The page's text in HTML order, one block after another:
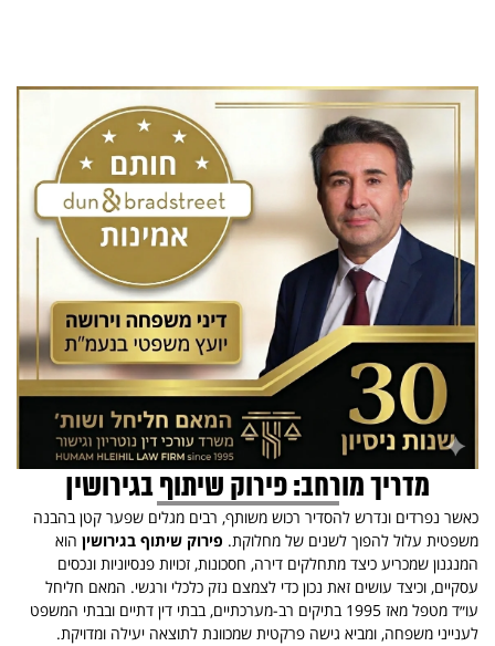
מדריך מורחב: פירוק שיתוף בגירושין
כאשר נפרדים ונדרש להסדיר רכוש משותף, רבים מגלים שפער קטן בהבנה
משפטית עלול להפוך לשנים של מחלוקת. פירוק שיתוף בגירושין הוא
המנגנון שמכריע כיצד מתחלקים דירה, חסכונות, זכויות פנסיוניות ונכסים
עסקיים, וכיצד עושים זאת נכון כדי לצמצם נזק כלכלי ורגשי. המאם חליחל
עו״ד מטפל מאז 1995 בתיקים רב-מערכתיים, בבתי דין דתיים ובבתי המשפט
לענייני משפחה, ומביא גישה פרקטית שמכוונת לתוצאה יעילה ומדויקת.